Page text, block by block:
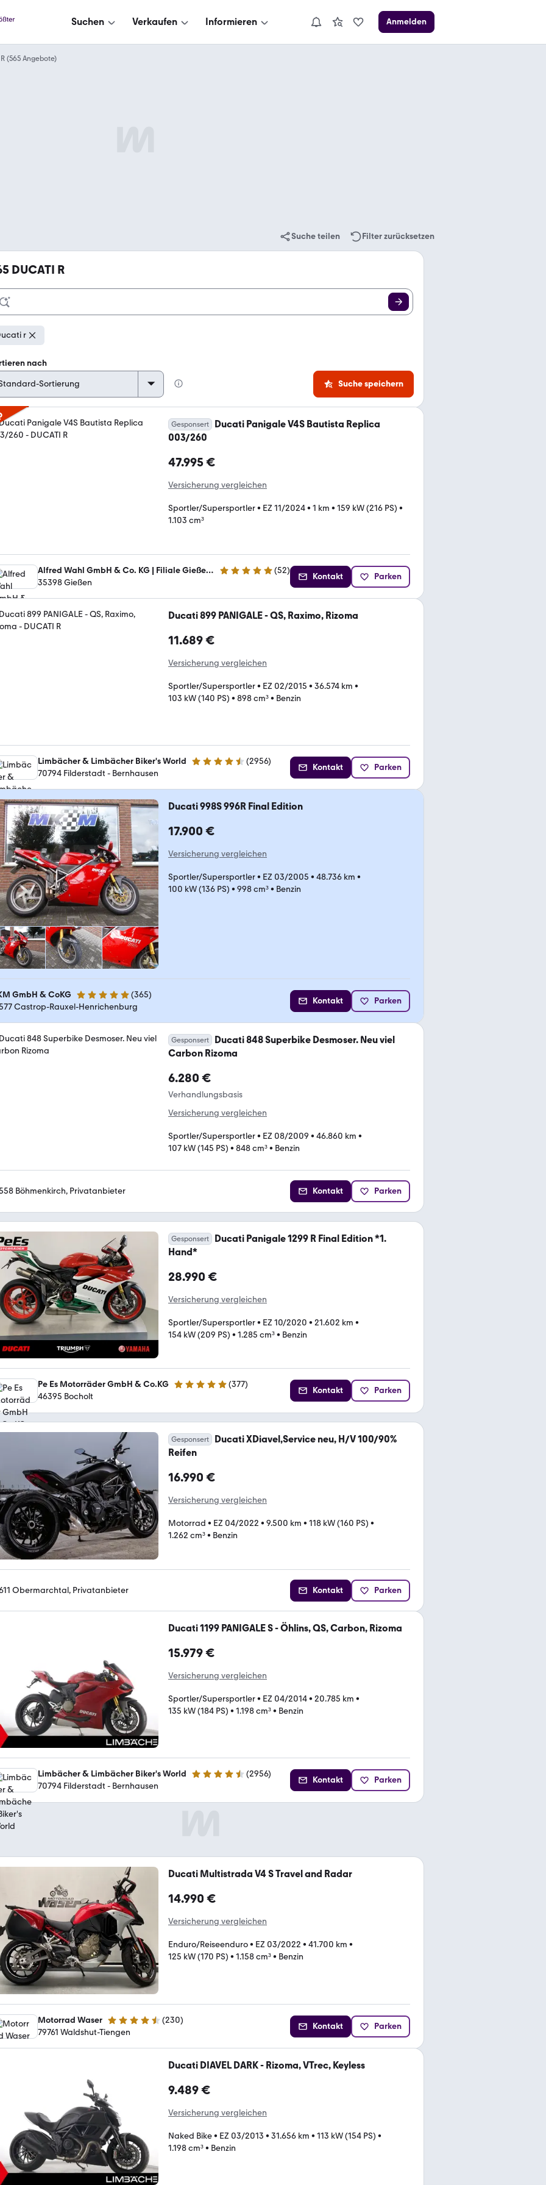
Suchen Verkaufen Informieren Anmelden
R (565 Angebote)
Suche teilen Filter zurücksetzen
DUCATI R
r
nach
Suche speichern
Gesponsert
Ducati Panigale V4S Bautista Replica
003/260
47.995 €
Versicherung vergleichen
Sportler/Supersportler• EZ 11/2024• 1 km • 159 kW (216 PS) •
1.103 cm³
Alfred Wahl GmbH & Co. KG | Filiale Gießen Motorrad 4.8 Sterne (52)
35398 Gießen
Kontakt Parken
Ducati 899 PANIGALE - QS, Raximo, Rizoma
11.689 €
Versicherung vergleichen
Sportler/Supersportler• EZ 02/2015 • 36.574 km •
103 kW (140 PS) • 898 cm³• Benzin
Limbächer & Limbächer Biker's World 4.7 Sterne (2956)
70794 Filderstadt - Bernhausen
Kontakt Parken
Ducati 998S 996R Final Edition
17.900 €
Versicherung vergleichen
Sportler/Supersportler• EZ 03/2005 • 48.736 km •
100 kW (136 PS) • 998 cm³• Benzin
GmbH & CoKG 5 Sterne (365)
Castrop-Rauxel-Henrichenburg
Kontakt Parken
Gesponsert
Ducati 848 Superbike Desmoser. Neu viel
Carbon Rizoma
6.280 €
Verhandlungsbasis
Versicherung vergleichen
Sportler/Supersportler• EZ 08/2009 • 46.860 km •
107 kW (145 PS) • 848 cm³• Benzin
Böhmenkirch, Privatanbieter Kontakt Parken
Gesponsert
Ducati Panigale 1299 R Final Edition *1.
Hand*
28.990 €
Versicherung vergleichen
Sportler/Supersportler• EZ 10/2020 • 21.602 km •
154 kW (209 PS) • 1.285 cm³• Benzin
Pe Es Motorräder GmbH & Co.KG 4.8 Sterne (377)
46395 Bocholt
Kontakt Parken
Gesponsert
Ducati XDiavel,Service neu, H/V 100/90%
Reifen
16.990 €
Versicherung vergleichen
Motorrad • EZ 04/2022 • 9.500 km • 118 kW (160 PS) •
1.262 cm³• Benzin
Obermarchtal, Privatanbieter Kontakt Parken
Ducati 1199 PANIGALE S - Öhlins, QS, Carbon, Rizoma
15.979 €
Versicherung vergleichen
Sportler/Supersportler• EZ 04/2014• 20.785 km •
135 kW (184 PS) • 1.198 cm³• Benzin
Limbächer & Limbächer Biker's World 4.7 Sterne (2956)
70794 Filderstadt - Bernhausen
Kontakt Parken
Ducati Multistrada V4 S Travel and Radar
14.990 €
Versicherung vergleichen
Enduro/Reiseenduro• EZ 03/2022 • 41.700 km •
125 kW (170 PS) • 1.158 cm³• Benzin
Motorrad Waser 4.3 Sterne (230)
79761 Waldshut-Tiengen
Kontakt Parken
Ducati DIAVEL DARK - Rizoma, VTrec, Keyless
9.489 €
Versicherung vergleichen
Naked Bike• EZ 03/2013 • 31.656 km • 113 kW (154 PS) •
1.198 cm³• Benzin